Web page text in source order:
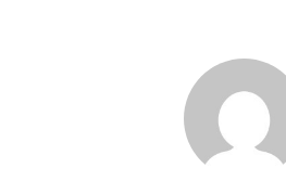
إسلام شمروخ مدير إدارة
وعضوية كلآ من د/
الصغير مآموري الضبط
السيد المستشار/ صالح فنجري